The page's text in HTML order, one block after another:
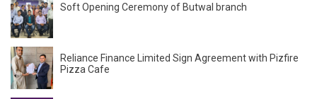
Soft Opening Ceremony of Butwal branch
Reliance Finance Limited Sign Agreement with Pizfire
Pizza Cafe